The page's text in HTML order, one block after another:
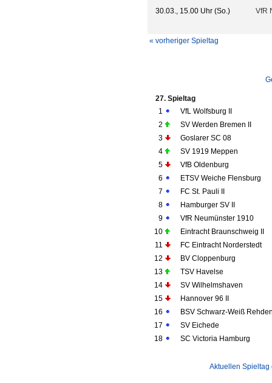
30.03., 15.00 Uhr (So.)
VfR
« vorheriger Spieltag
27. Spieltag
1
VfL Wolfsburg II
2
SV Werden Bremen II
3
Goslarer SC 08
4
SV 1919 Meppen
5
VfB Oldenburg
6
ETSV Weiche Flensburg
7
FC St. Pauli II
8
Hamburger SV II
9
VfR Neumünster 1910
10
Eintracht Braunschweig II
11
FC Eintracht Norderstedt
12
BV Cloppenburg
13
TSV Havelse
14
SV Wilhelmshaven
15
Hannover 96 II
16
BSV Schwarz-Weiß
17
SV Eichede
18
SC Victoria Hamburg
Aktuellen Spieltag